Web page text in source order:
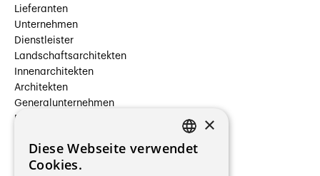
Lieferanten
Unternehmen
Dienstleister
Landschaftsarchitekten
Innenarchitekten
Architekten
Generalunternehmen
Beauftragte Unternehmen
Hersteller/Lieferanten
Bauherrschaften
FRENCH
×
Diese Webseite verwendet
Cookies.